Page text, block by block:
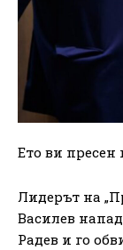
Ето ви
Лидерът на
Василев
Радев и го